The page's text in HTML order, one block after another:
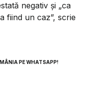
negativ și „ca
fiind un caz”, scrie
PE WHATSAPP!